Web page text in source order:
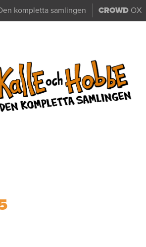
kompletta samlingen CROWD OX